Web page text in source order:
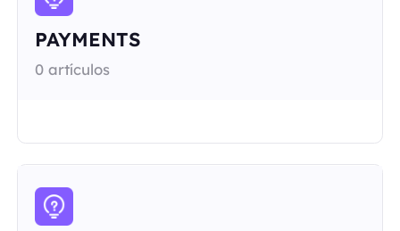
PAYMENTS
0 artículos